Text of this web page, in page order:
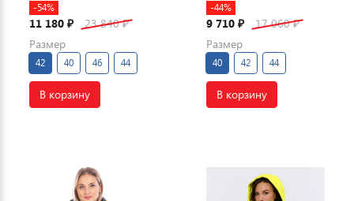
-54%
11 180 ₽ 23 840₽
Размер
42 40 46 44
В корзину
-44%
9 710 ₽ 17 060₽
Размер
40 42 44
В корзину